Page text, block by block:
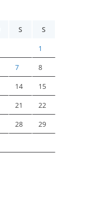
S S
1
7 8
14 15
21 22
28 29